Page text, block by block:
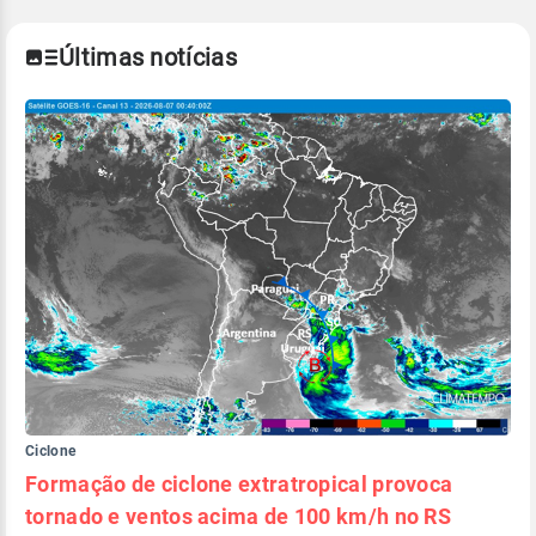
Últimas notícias
Ciclone
Formação de ciclone extratropical provoca
tornado e ventos acima de 100 km/h no RS